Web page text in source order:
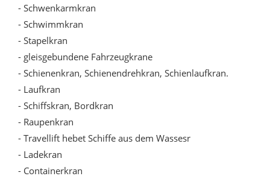
- Schwenkarmkran
- Schwimmkran
- Stapelkran
- gleisgebundene Fahrzeugkrane
- Schienenkran, Schienendrehkran, Schienlaufkran.
- Laufkran
- Schiffskran, Bordkran
- Raupenkran
- Travellift hebet Schiffe aus dem Wassesr
- Ladekran
- Containerkran